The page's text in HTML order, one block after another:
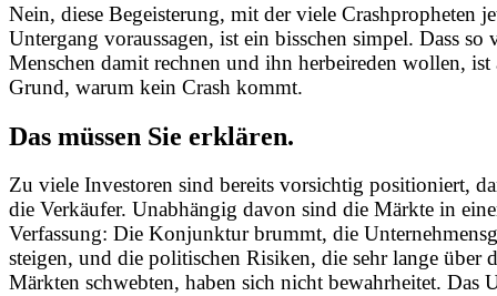
Nein, diese Begeisterung, mit der viele Crashpropheten
Untergang voraussagen, ist ein bisschen simpel. Dass so
Menschen damit rechnen und ihn herbeireden wollen, ist
Grund, warum kein Crash kommt.
Das müssen Sie erklären.
Zu viele Investoren sind bereits vorsichtig positioniert,
die Verkäufer. Unabhängig davon sind die Märkte in
Verfassung: Die Konjunktur brummt, die
steigen, und die politischen Risiken, die sehr lange über
Märkten schwebten, haben sich nicht bewahrheitet. Das